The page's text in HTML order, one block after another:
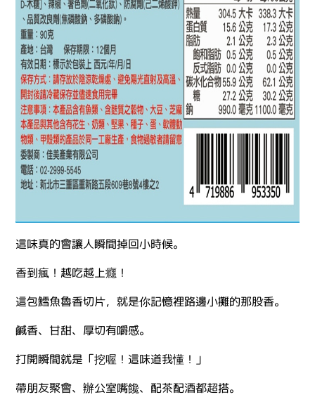
這味真的會讓人瞬間掉回小時候。
香到瘋！越吃越上癮！
這包鱈魚魯香切片，就是你記憶裡路邊小攤的那股香。
鹹香、甘甜、厚切有嚼感。
打開瞬間就是「挖喔！這味道我懂！」
帶朋友聚會、辦公室嘴饞、配茶配酒都超搭。